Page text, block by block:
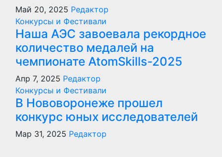
Май 20, 2025 Редактор
Конкурсы и Фестивали
Наша АЭС завоевала рекордное
количество медалей на
чемпионате AtomSkills-2025
Апр 7, 2025 Редактор
Конкурсы и Фестивали
В Нововоронеже прошел
конкурс юных исследователей
Мар 31, 2025 Редактор